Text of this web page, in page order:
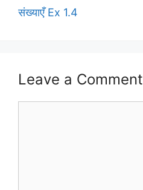
संख्याएँ Ex 1.4
Leave a Comment